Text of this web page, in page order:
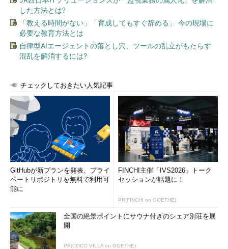
した方法とは?
「教える時間がない」「育成してもすぐ辞める」 今の現場に
必要な教育方法とは
自律型AIエージェントの落とし穴、ツールの乱立がもたらす
混乱を解消するには?
チェックしておきたい人気記事
GitHubが新プランを発表、プライ
ベートリポジトリを無料で利用可
能に
FINCHI主催「IVS2026」トーク
セッションが話題に！
PR(FINCHI on GOETHE)
全国の絶景ポイントにサウナ付きのシェア別荘を展
開
PR(COCO VILLA on GOETHE)